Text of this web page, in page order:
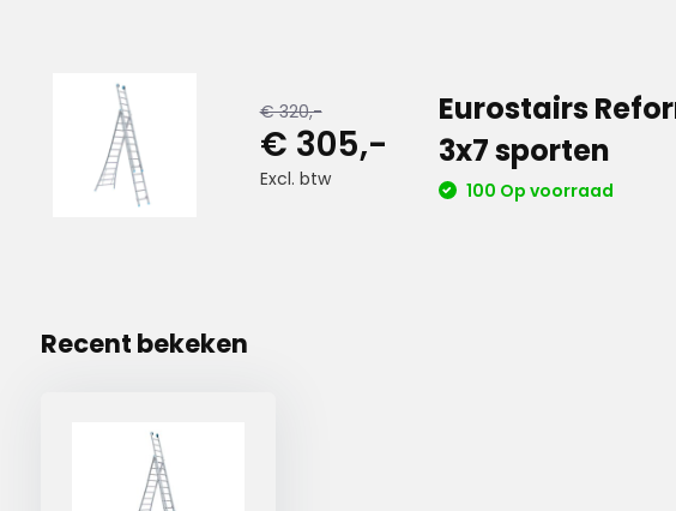
€ 320,-
€ 305,-
Excl. btw
Eurostairs
3x7 sporten
100 Op voorraad
Recent bekeken